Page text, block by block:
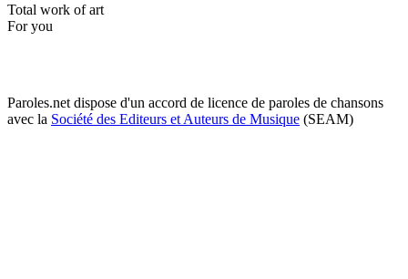
Total work of art
For you
Paroles.net dispose d'un accord de licence de paroles de chansons
avec la Société des Editeurs et Auteurs de Musique (SEAM)